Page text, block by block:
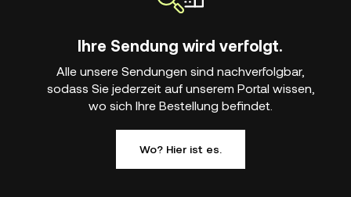
Ihre Sendung wird verfolgt.
Alle unsere Sendungen sind nachverfolgbar,
sodass Sie jederzeit auf unserem Portal wissen,
wo sich Ihre Bestellung befindet.
Wo? Hier ist es.